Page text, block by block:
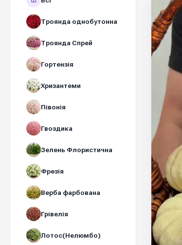
Троянда однобутонна
Троянда Спрей
Гортензія
Хризантеми
Півонія
Гвоздика
Зелень Флористична
Фрезія
Верба фарбована
Грівелія
Лотос(Нелюмбо)